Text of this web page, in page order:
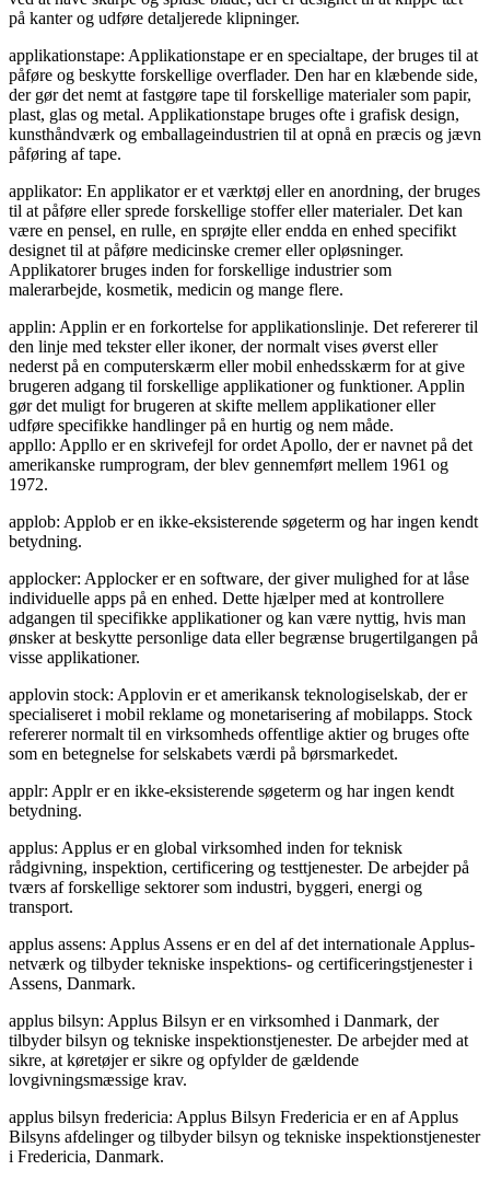
på kanter og udføre detaljerede klipninger.
applikationstape: Applikationstape er en specialtape, der bruges til at
påføre og beskytte forskellige overflader. Den har en klæbende side,
der gør det nemt at fastgøre tape til forskellige materialer som papir,
plast, glas og metal. Applikationstape bruges ofte i grafisk design,
kunsthåndværk og emballageindustrien til at opnå en præcis og jævn
påføring af tape.
applikator: En applikator er et værktøj eller en anordning, der bruges
til at påføre eller sprede forskellige stoffer eller materialer. Det kan
være en pensel, en rulle, en sprøjte eller endda en enhed specifikt
designet til at påføre medicinske cremer eller opløsninger.
Applikatorer bruges inden for forskellige industrier som
malerarbejde, kosmetik, medicin og mange flere.
applin: Applin er en forkortelse for applikationslinje. Det refererer til
den linje med tekster eller ikoner, der normalt vises øverst eller
nederst på en computerskærm eller mobil enhedsskærm for at give
brugeren adgang til forskellige applikationer og funktioner. Applin
gør det muligt for brugeren at skifte mellem applikationer eller
udføre specifikke handlinger på en hurtig og nem måde.
appllo: Appllo er en skrivefejl for ordet Apollo, der er navnet på det
amerikanske rumprogram, der blev gennemført mellem 1961 og
1972.
applob: Applob er en ikke-eksisterende søgeterm og har ingen kendt
betydning.
applocker: Applocker er en software, der giver mulighed for at låse
individuelle apps på en enhed. Dette hjælper med at kontrollere
adgangen til specifikke applikationer og kan være nyttig, hvis man
ønsker at beskytte personlige data eller begrænse brugertilgangen på
visse applikationer.
applovin stock: Applovin er et amerikansk teknologiselskab, der er
specialiseret i mobil reklame og monetarisering af mobilapps. Stock
refererer normalt til en virksomheds offentlige aktier og bruges ofte
som en betegnelse for selskabets værdi på børsmarkedet.
applr: Applr er en ikke-eksisterende søgeterm og har ingen kendt
betydning.
applus: Applus er en global virksomhed inden for teknisk
rådgivning, inspektion, certificering og testtjenester. De arbejder på
tværs af forskellige sektorer som industri, byggeri, energi og
transport.
applus assens: Applus Assens er en del af det internationale Applus-
netværk og tilbyder tekniske inspektions- og certificeringstjenester i
Assens, Danmark.
applus bilsyn: Applus Bilsyn er en virksomhed i Danmark, der
tilbyder bilsyn og tekniske inspektionstjenester. De arbejder med at
sikre, at køretøjer er sikre og opfylder de gældende
lovgivningsmæssige krav.
applus bilsyn fredericia: Applus Bilsyn Fredericia er en af Applus
Bilsyns afdelinger og tilbyder bilsyn og tekniske inspektionstjenester
i Fredericia, Danmark.